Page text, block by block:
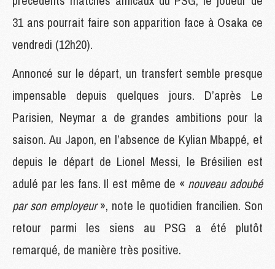
31 ans pourrait faire son apparition face à Osaka ce
vendredi (12h20).
Annoncé sur le départ, un transfert semble presque
impensable depuis quelques jours. D’après Le
Parisien, Neymar a de grandes ambitions pour la
saison. Au Japon, en l’absence de Kylian Mbappé, et
depuis le départ de Lionel Messi, le Brésilien est
adulé par les fans. Il est même de « nouveau adoubé
par son employeur», note le quotidien francilien. Son
retour parmi les siens au PSG a été plutôt
remarqué, de manière très positive.